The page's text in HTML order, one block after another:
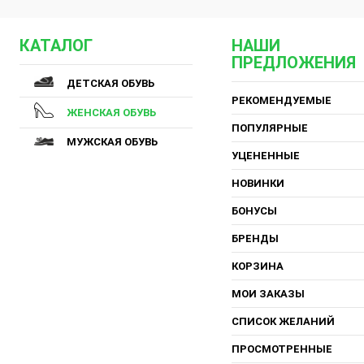
КАТАЛОГ
ДЕТСКАЯ ОБУВЬ
ЖЕНСКАЯ ОБУВЬ
МУЖСКАЯ ОБУВЬ
НАШИ
ПРЕДЛОЖЕНИЯ
РЕКОМЕНДУЕМЫЕ
ПОПУЛЯРНЫЕ
УЦЕНЕННЫЕ
НОВИНКИ
БОНУСЫ
БРЕНДЫ
КОРЗИНА
МОИ ЗАКАЗЫ
СПИСОК ЖЕЛАНИЙ
ПРОСМОТРЕННЫЕ